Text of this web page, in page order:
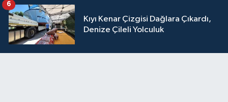
Kıyı Kenar Çizgisi Dağlara Çıkardı,
Denize Çileli Yolculuk
6